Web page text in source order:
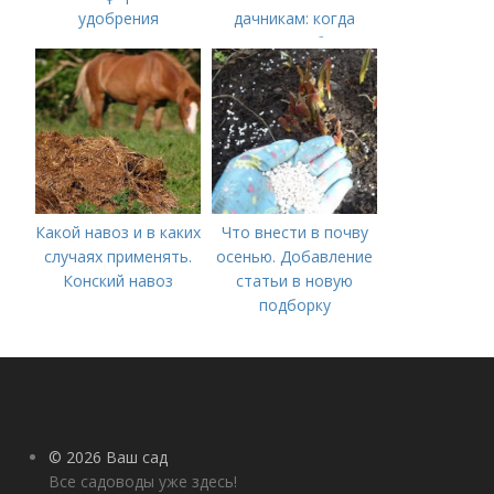
удобрения
дачникам: когда
вносить удобрение
— весной или осенью
(СОВЕТЫ ОПЫТНЫХ)
Какой навоз и в каких
случаях применять.
Конский навоз
Что внести в почву
осенью. Добавление
статьи в новую
подборку
© 2026 Ваш сад
Все садоводы уже здесь!